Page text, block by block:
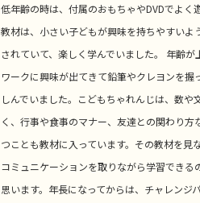
低年齢の時は、付属のおもちゃやDVDでよく
教材は、小さい子どもが興味を持ちやすいよ
されていて、楽しく学んでいました。 年齢が
ワークに興味が出てきて鉛筆やクレヨンを握
しんでいました。こどもちゃれんじは、数や
く、行事や食事のマナー、友達との関わり方
つことも教材に入っています。その教材を見
コミュニケーションを取りながら学習できる
思います。年長になってからは、チャレンジ